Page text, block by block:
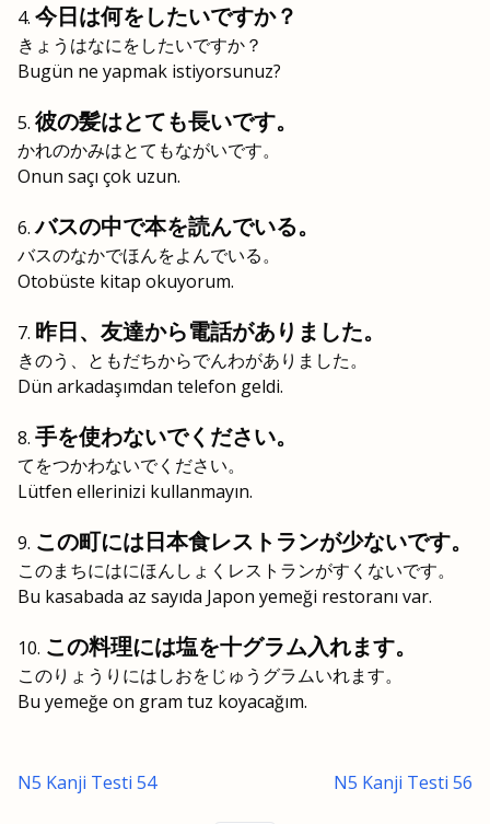
今日は何をしたいですか？
きょうはなにをしたいですか？
Bugün ne yapmak istiyorsunuz?
彼の髪はとても長いです。
かれのかみはとてもながいです。
Onun saçı çok uzun.
バスの中で本を読んでいる。
バスのなかでほんをよんでいる。
Otobüste kitap okuyorum.
昨日、友達から電話がありました。
きのう、ともだちからでんわがありました。
Dün arkadaşımdan telefon geldi.
手を使わないでください。
てをつかわないでください。
Lütfen ellerinizi kullanmayın.
この町には日本食レストランが少ないです。
このまちにはにほんしょくレストランがすくないです。
Bu kasabada az sayıda Japon yemeği restoranı var.
この料理には塩を十グラム入れます。
このりょうりにはしおをじゅうグラムいれます。
Bu yemeğe on gram tuz koyacağım.
N5 Kanji Testi 54 N5 Kanji Testi 56